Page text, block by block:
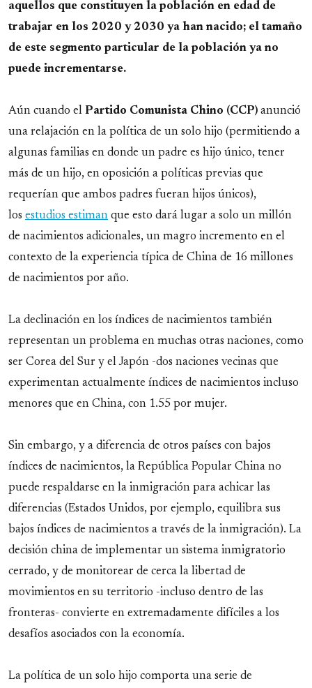
aquellos que constituyen la población en edad de
trabajar en los 2020 y 2030 ya han nacido; el tamaño
de este segmento particular de la población ya no
puede incrementarse.
Aún cuando el Partido Comunista Chino (CCP) anunció
una relajación en la política de un solo hijo (permitiendo a
algunas familias en donde un padre es hijo único, tener
más de un hijo, en oposición a políticas previas que
requerían que ambos padres fueran hijos únicos),
los estudios estiman que esto dará lugar a solo un millón
de nacimientos adicionales, un magro incremento en el
contexto de la experiencia típica de China de 16 millones
de nacimientos por año.
La declinación en los índices de nacimientos también
representan un problema en muchas otras naciones, como
ser Corea del Sur y el Japón -dos naciones vecinas que
experimentan actualmente índices de nacimientos incluso
menores que en China, con 1.55 por mujer.
Sin embargo, y a diferencia de otros países con bajos
índices de nacimientos, la República Popular China no
puede respaldarse en la inmigración para achicar las
diferencias (Estados Unidos, por ejemplo, equilibra sus
bajos índices de nacimientos a través de la inmigración). La
decisión china de implementar un sistema inmigratorio
cerrado, y de monitorear de cerca la libertad de
movimientos en su territorio -incluso dentro de las
fronteras- convierte en extremadamente difíciles a los
desafíos asociados con la economía.
La política de un solo hijo comporta una serie de